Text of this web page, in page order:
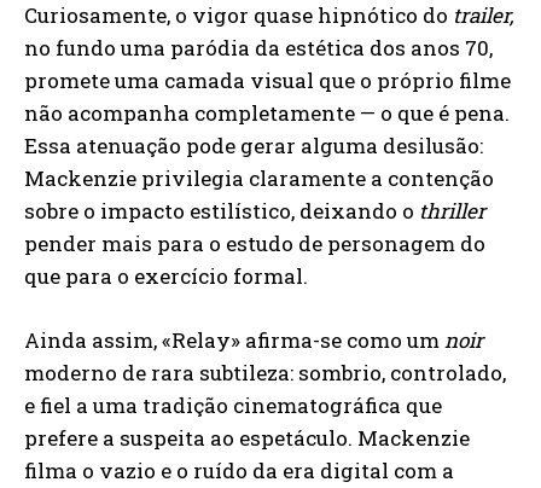
Curiosamente, o vigor quase hipnótico do trailer,
no fundo uma paródia da estética dos anos 70,
promete uma camada visual que o próprio filme
não acompanha completamente — o que é pena.
Essa atenuação pode gerar alguma desilusão:
Mackenzie privilegia claramente a contenção
sobre o impacto estilístico, deixando o thriller
pender mais para o estudo de personagem do
que para o exercício formal.
Ainda assim, «Relay» afirma-se como umnoir
moderno de rara subtileza: sombrio, controlado,
e fiel a uma tradição cinematográfica que
prefere a suspeita ao espetáculo. Mackenzie
filma o vazio e o ruído da era digital com a